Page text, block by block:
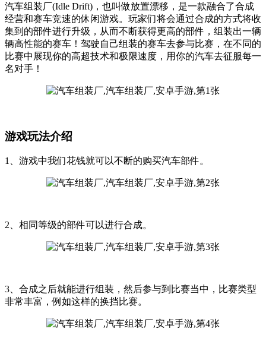
汽车组装厂(Idle Drift)，也叫做放置漂移，是一款融合了合成
经营和赛车竞速的休闲游戏。玩家们将会通过合成的方式将收
集到的部件进行升级，从而不断获得更高的部件，组装出一辆
辆高性能的赛车！驾驶自己组装的赛车去参与比赛，在不同的
比赛中展现你的高超技术和极限速度，用你的汽车去征服每一
名对手！
游戏玩法介绍
1、游戏中我们花钱就可以不断的购买汽车部件。
2、相同等级的部件可以进行合成。
3、合成之后就能进行组装，然后参与到比赛当中，比赛类型
非常丰富，例如这样的换挡比赛。